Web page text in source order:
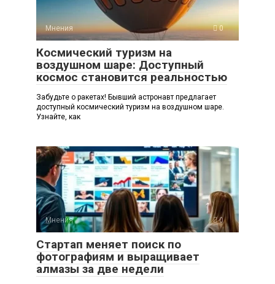
Мнения 0
Космический туризм на
воздушном шаре: Доступный
космос становится реальностью
Забудьте о ракетах! Бывший астронавт предлагает
доступный космический туризм на воздушном шаре.
Узнайте, как
Мнения 0
Стартап меняет поиск по
фотографиям и выращивает
алмазы за две недели